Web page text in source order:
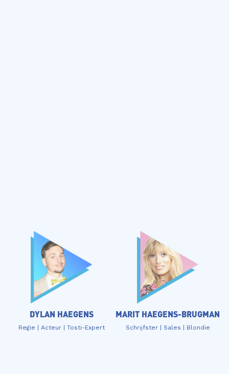
DYLAN HAEGENS
Regie | Acteur | Tosti-Expert
MARIT HAEGENS-BRUGMAN
Schrijfster | Sales | Blondie